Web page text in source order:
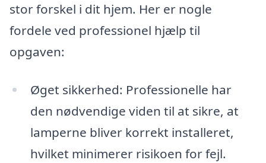
stor forskel i dit hjem. Her er nogle
fordele ved professionel hjælp til
opgaven:
Øget sikkerhed: Professionelle har
den nødvendige viden til at sikre, at
lamperne bliver korrekt installeret,
hvilket minimerer risikoen for fejl.